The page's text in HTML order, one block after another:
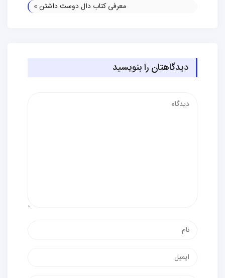
معرفی کتاب دال دوست داشتن»
دیدگاهتان را بنویسید